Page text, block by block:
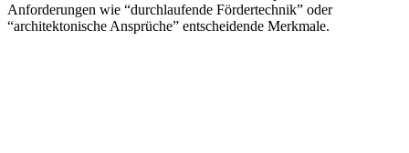
Anforderungen wie “durchlaufende Fördertechnik” oder
“architektonische Ansprüche” entscheidende Merkmale.